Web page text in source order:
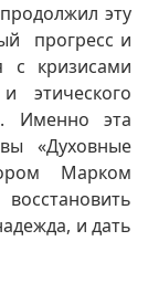
эту
прогресс и
с кризисами
этического
Именно эта
«Духовные
Марком
и дать